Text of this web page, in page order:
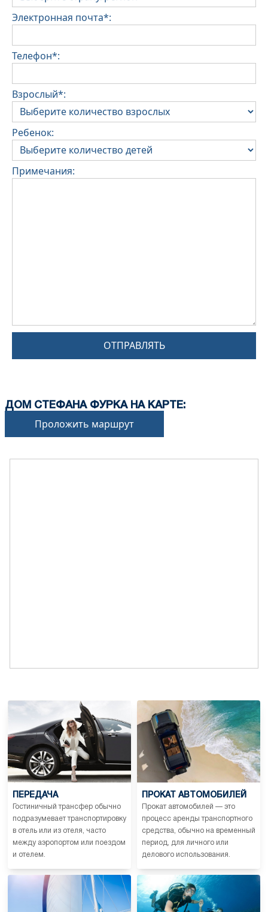
Электронная почта*:
Телефон*:
Взрослый*:
Ребенок:
Примечания:
ОТПРАВЛЯТЬ
ДОМ СТЕФАНА ФУРКА НА КАРТЕ:
Проложить маршрут
ПЕРЕДАЧА
Гостиничный трансфер обычно
подразумевает транспортировку
в отель или из отеля, часто
между аэропортом или поездом
и отелем.
ПРОКАТ АВТОМОБИЛЕЙ
Прокат автомобилей — это
процесс аренды транспортного
средства, обычно на временный
период, для личного или
делового использования.